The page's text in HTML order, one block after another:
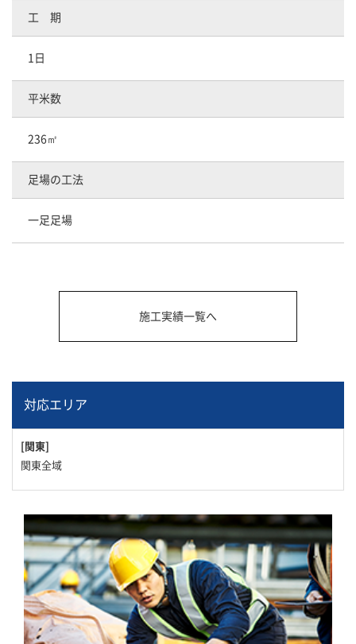
工 期
1日
平米数
236㎡
足場の工法
一足足場
施工実績一覧へ
対応エリア
[関東]
関東全域